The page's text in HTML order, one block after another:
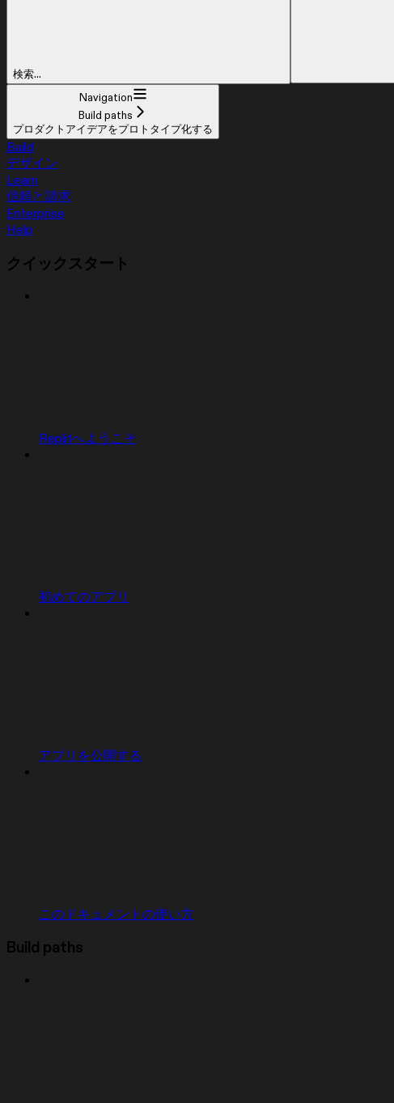
検索...
Navigation
Build paths
プロダクトアイデアをプロトタイプ化する
Build
デザイン
Learn
信頼と請求
Enterprise
Help
クイックスタート
Replitへようこそ
初めてのアプリ
アプリを公開する
このドキュメントの使い方
Build paths